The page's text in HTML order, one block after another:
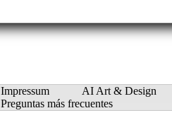
Impressum AI Art & Design
Preguntas más frecuentes